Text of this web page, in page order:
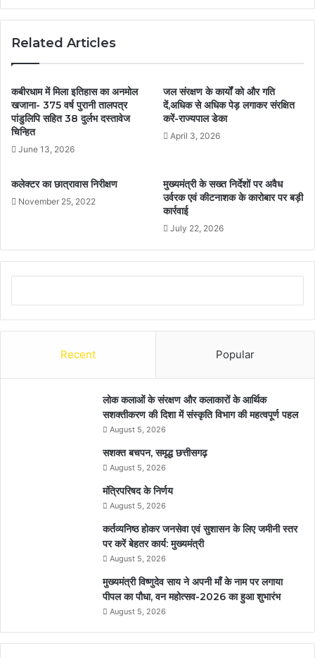
Related Articles
कबीरधाम में मिला इतिहास का अनमोल
खजाना- 375 वर्ष पुरानी तालपत्र
पांडुलिपि सहित 38 दुर्लभ दस्तावेज
चिन्हित
June 13, 2026
जल संरक्षण के कार्यों को और गति
दें,अधिक से अधिक पेड़ लगाकर संरक्षित
करें-राज्यपाल डेका
April 3, 2026
कलेक्टर का छात्रावास निरीक्षण
November 25, 2022
मुख्यमंत्री के सख्त निर्देशों पर अवैध
उर्वरक एवं कीटनाशक के कारोबार पर बड़ी
कार्रवाई
July 22, 2026
Recent Popular
लोक कलाओं के संरक्षण और कलाकारों के आर्थिक
सशक्तीकरण की दिशा में संस्कृति विभाग की महत्वपूर्ण पहल
August 5, 2026
सशक्त बचपन, समृद्ध छत्तीसगढ़
August 5, 2026
मंत्रिपरिषद के निर्णय
August 5, 2026
कर्तव्यनिष्ठ होकर जनसेवा एवं सुशासन के लिए जमीनी स्तर
पर करें बेहतर कार्य: मुख्यमंत्री
August 5, 2026
मुख्यमंत्री विष्णुदेव साय ने अपनी माँ के नाम पर लगाया
पीपल का पौधा, वन महोत्सव-2026 का हुआ शुभारंभ
August 5, 2026